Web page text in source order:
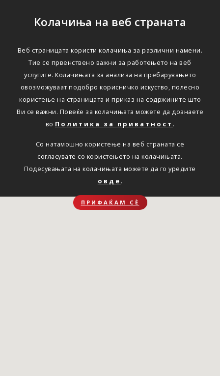
Колачиња на веб страната
Веб страницата користи колачиња за различни намени.
Тие се првенствено важни за работењето на веб
услугите. Колачињата за анализа на пребарувањето
овозможуваат подобро корисничко искуство, полесно
користење на страницата и приказ на содржините што
Ви се важни. Повеќе за колачињата можете да дознаете
во Политика за приватност .
Со натамошно користење на веб страната се
согласувате со користењето на колачињата.
Подесувањата на колачињата можете да го уредите
овде .
ПРИФАЌАМ СЀ